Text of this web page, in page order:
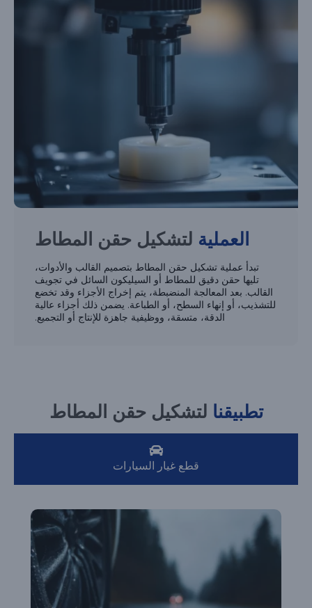
العملية لتشكيل حقن المطاط
تبدأ عملية تشكيل حقن المطاط بتصميم القالب والأدوات،
تليها حقن دقيق للمطاط أو السيليكون السائل في تجويف
القالب. بعد المعالجة المنضبطة، يتم إخراج الأجزاء وقد تخضع
للتشذيب، أو إنهاء السطح، أو الطباعة. يضمن ذلك أجزاء عالية
الدقة، متسقة، ووظيفية جاهزة للإنتاج أو التجميع.
تطبيقنا لتشكيل حقن المطاط
قطع غيار السيارات